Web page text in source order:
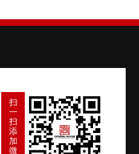
扫
一
扫
添
加
微